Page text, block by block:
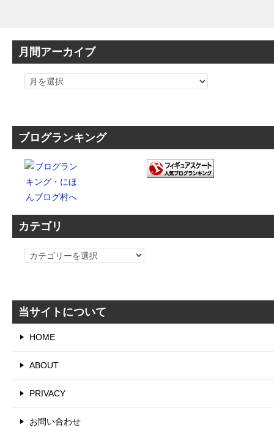
月間アーカイブ
ブログランキング
カテゴリ
カ
リ
当サイトについて
HOME
ABOUT
PRIVACY
お問い合わせ